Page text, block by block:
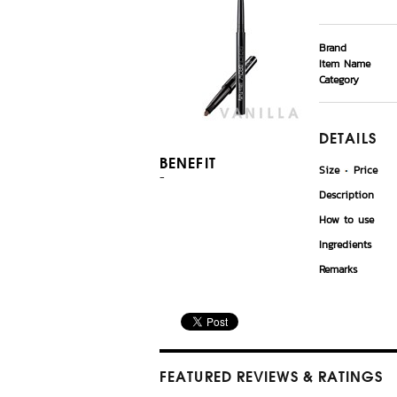
BENEFIT
-
Brand
Item Name
Category
DETAILS
Size
Price
Description
How to use
Ingredients
Remarks
FEATURED REVIEWS & RATINGS